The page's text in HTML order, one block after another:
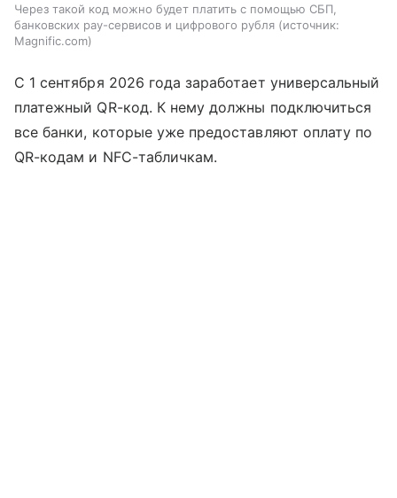
Через такой код можно будет платить с помощью СБП,
банковских pay-сервисов и цифрового рубля
источник:
Magnific.com
С 1 сентября 2026 года заработает универсальный
платежный QR-код. К нему должны подключиться
все банки, которые уже предоставляют оплату по
QR-кодам и NFC-табличкам.